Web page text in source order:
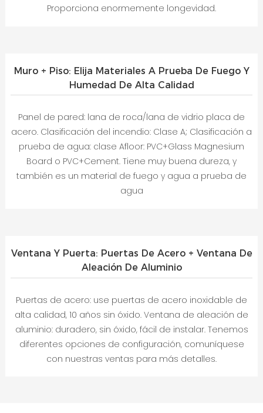
Muro + Piso: Elija Materiales A Prueba De Fuego Y
Humedad De Alta Calidad
Panel de pared: lana de roca/lana de vidrio placa de
acero. Clasificación del incendio: Clase A; Clasificación a
prueba de agua: clase Afloor: PVC+Glass Magnesium
Board o PVC+Cement. Tiene muy buena dureza, y
también es un material de fuego y agua a prueba de
agua
Proporciona enormemente longevidad.
Ventana Y Puerta: Puertas De Acero + Ventana De
Aleación De Aluminio
Puertas de acero: use puertas de acero inoxidable de
alta calidad, 10 años sin óxido. Ventana de aleación de
aluminio: duradero, sin óxido, fácil de instalar. Tenemos
diferentes opciones de configuración, comuníquese
con nuestras ventas para más detalles.